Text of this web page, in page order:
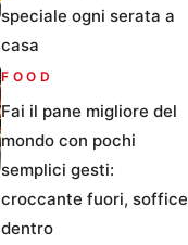
speciale ogni serata a
casa
FOOD
Fai il pane migliore del
mondo con pochi
semplici gesti:
croccante fuori, soffice
dentro